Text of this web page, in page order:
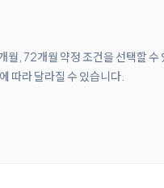
, 72개월 약정 조건을 선택할
따라 달라질 수 있습니다.